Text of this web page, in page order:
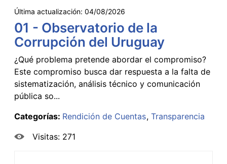
Última actualización: 04/08/2026
01 - Observatorio de la
Corrupción del Uruguay
¿Qué problema pretende abordar el compromiso?
Este compromiso busca dar respuesta a la falta de
sistematización, análisis técnico y comunicación
pública so...
Categorías: Rendición de Cuentas Transparencia
Visitas: 271